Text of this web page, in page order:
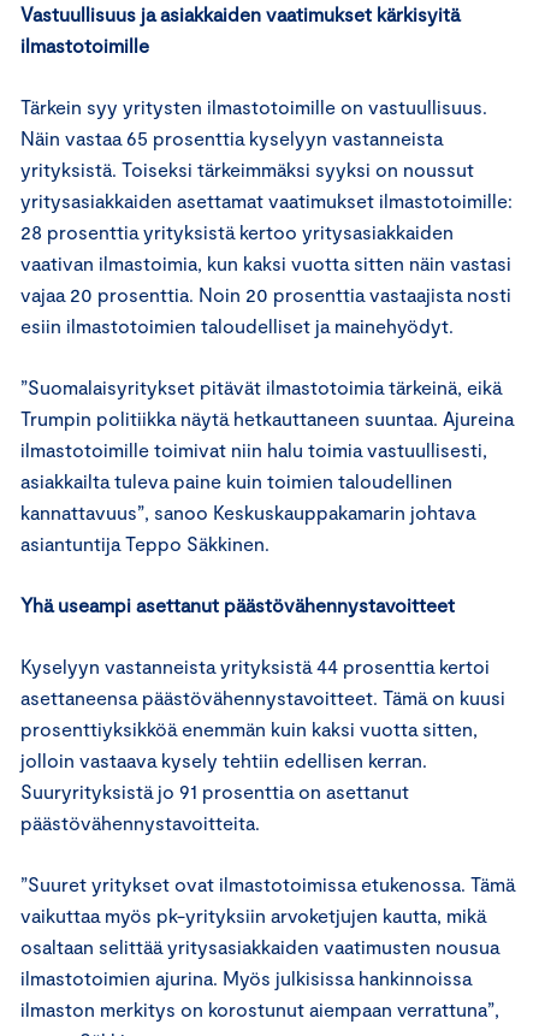
Vastuullisuus ja asiakkaiden vaatimukset kärkisyitä
ilmastotoimille
Tärkein syy yritysten ilmastotoimille on vastuullisuus.
Näin vastaa 65 prosenttia kyselyyn vastanneista
yrityksistä. Toiseksi tärkeimmäksi syyksi on noussut
yritysasiakkaiden asettamat vaatimukset ilmastotoimille:
28 prosenttia yrityksistä kertoo yritysasiakkaiden
vaativan ilmastoimia, kun kaksi vuotta sitten näin vastasi
vajaa 20 prosenttia. Noin 20 prosenttia vastaajista nosti
esiin ilmastotoimien taloudelliset ja mainehyödyt.
”Suomalaisyritykset pitävät ilmastotoimia tärkeinä, eikä
Trumpin politiikka näytä hetkauttaneen suuntaa. Ajureina
ilmastotoimille toimivat niin halu toimia vastuullisesti,
asiakkailta tuleva paine kuin toimien taloudellinen
kannattavuus”, sanoo Keskuskauppakamarin johtava
asiantuntija Teppo Säkkinen.
Yhä useampi asettanut päästövähennystavoitteet
Kyselyyn vastanneista yrityksistä 44 prosenttia kertoi
asettaneensa päästövähennystavoitteet. Tämä on kuusi
prosenttiyksikköä enemmän kuin kaksi vuotta sitten,
jolloin vastaava kysely tehtiin edellisen kerran.
Suuryrityksistä jo 91 prosenttia on asettanut
päästövähennystavoitteita.
”Suuret yritykset ovat ilmastotoimissa etukenossa. Tämä
vaikuttaa myös pk-yrityksiin arvoketjujen kautta, mikä
osaltaan selittää yritysasiakkaiden vaatimusten nousua
ilmastotoimien ajurina. Myös julkisissa hankinnoissa
ilmaston merkitys on korostunut aiempaan verrattuna”,